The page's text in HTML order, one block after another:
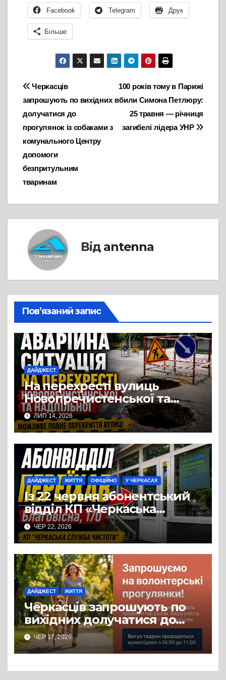
Facebook Telegram Друк
Більше
Навігація
записів
100 років тому в Парижі
вбили Симона Петлюру:
25 травня — річниця
загибелі лідера УНР
Черкасців
запрошують по вихідних
долучатися до
прогулянок із собаками з
комунального Центру
допомоги
безпритульним
тваринам
Від antenna
Пов’язаний запис
ДАЙДЖЕСТ
На перехресті вулиць
Новопречистенської та
Надпільної просів асфальт
над теплотрасою
ЛИП 14, 2026
ДАЙДЖЕСТ ЖИТТЯ ОФІЦІЙНО У ЧЕРКАСАХ
Із 22 червня абонентський
відділ КП «Черкаська
служба чистоти» працює за
новою адресою: вул.
Благовісна, 170
ЧЕР 22, 2026
ДАЙДЖЕСТ ЖИТТЯ
Черкасців запрошують по
вихідних долучатися до
прогулянок із собаками з
комунального Центру
допомоги безпритульним
тваринам
ЧЕР 17, 2026